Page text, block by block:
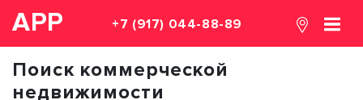
АРР +7 (917) 044-88-89
Поиск коммерческой
недвижимости